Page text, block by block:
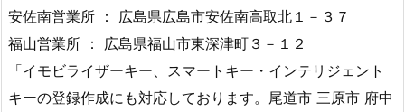
ホ
テ
ス
ー
安佐南営業所 ： 広島県広島市安佐南高取北１－３７
福山営業所 ： 広島県福山市東深津町３－１２
「イモビライザーキー、スマートキー・インテリジェント
キーの登録作成にも対応しております。尾道市 三原市 府中